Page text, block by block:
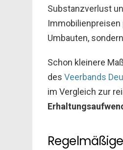
Substanzverlust
Umbauten,
Schon kleinere
des Veerbands
im Vergleich zur